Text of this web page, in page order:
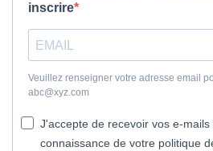
inscrire
Veuillez renseigner votre adresse email
abc@xyz.com
J'accepte de recevoir vos e-
connaissance de votre politique